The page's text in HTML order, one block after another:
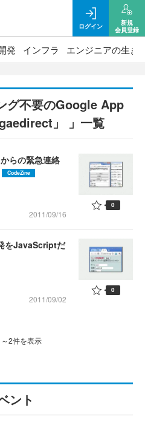
ログイン
新規
会員登録
発 インフラ エンジニアの生き
グ不要のGoogle App
」 」一覧
らの緊急連絡
CodeZine
2011/09/16
0
をJavaScriptだ
2011/09/02
0
2件を表示
ント